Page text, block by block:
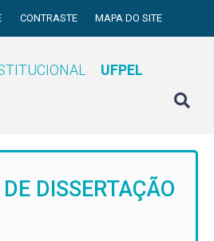
CONTRASTE MAPA DO SITE
UFPEL
DISSERTAÇÃO